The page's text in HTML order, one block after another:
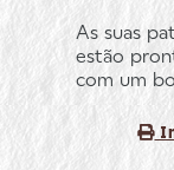
As suas
estão
com um